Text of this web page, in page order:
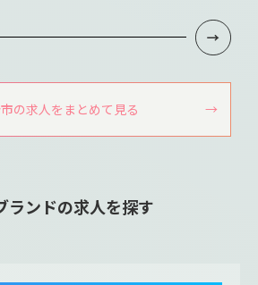
の求人をまとめて見る
ランドの求人を探す